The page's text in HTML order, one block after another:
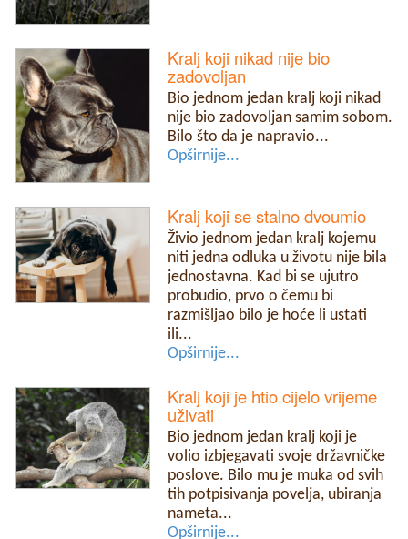
Kralj koji nikad nije bio
zadovoljan
Bio jednom jedan kralj koji nikad
nije bio zadovoljan samim sobom.
Bilo što da je napravio...
Opširnije...
Kralj koji se stalno dvoumio
Živio jednom jedan kralj kojemu
niti jedna odluka u životu nije bila
jednostavna. Kad bi se ujutro
probudio, prvo o čemu bi
razmišljao bilo je hoće li ustati
ili...
Opširnije...
Kralj koji je htio cijelo vrijeme
uživati
Bio jednom jedan kralj koji je
volio izbjegavati svoje državničke
poslove. Bilo mu je muka od svih
tih potpisivanja povelja, ubiranja
nameta...
Opširnije...